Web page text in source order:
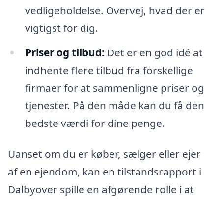
vedligeholdelse. Overvej, hvad der er
vigtigst for dig.
Priser og tilbud: Det er en god idé at
indhente flere tilbud fra forskellige
firmaer for at sammenligne priser og
tjenester. På den måde kan du få den
bedste værdi for dine penge.
Uanset om du er køber, sælger eller ejer
af en ejendom, kan en tilstandsrapport i
Dalbyover spille en afgørende rolle i at